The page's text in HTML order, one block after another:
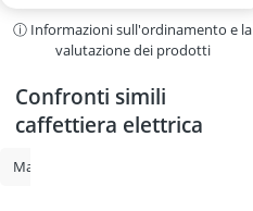
ⓘ Informazioni sull'ordinamento e la
valutazione dei prodotti
Confronti simili
caffettiera elettrica
Macchina da caffè automatica Philips